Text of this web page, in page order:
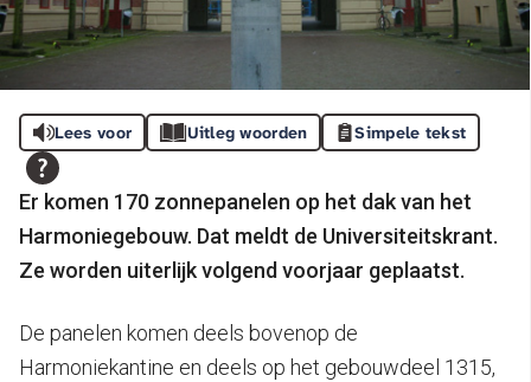
Lees voor Uitleg woorden Simpele tekst
Er komen 170 zonnepanelen op het dak van het
Harmoniegebouw. Dat meldt de Universiteitskrant.
Ze worden uiterlijk volgend voorjaar geplaatst.
De panelen komen deels bovenop de
Harmoniekantine en deels op het gebouwdeel 1315,